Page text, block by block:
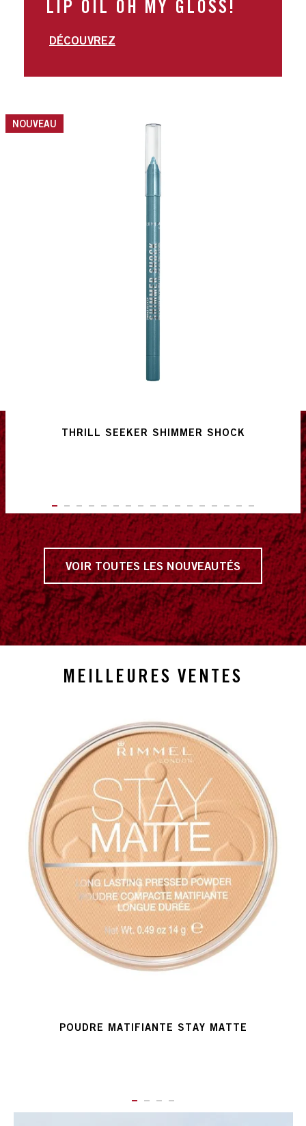
LIP OIL OH MY GLOSS!
DÉCOUVREZ
slide 1 of 17
NOUVEAU
THRILL SEEKER SHIMMER SHOCK
ITEM 01 (CURRENT SLIDE)
ITEM 02
ITEM 03
ITEM 04
ITEM 05
ITEM 06
ITEM 07
ITEM 08
ITEM 09
ITEM 10
ITEM 11
ITEM 12
ITEM 13
ITEM 14
ITEM 15
ITEM 16
ITEM 17
VOIR TOUTES LES NOUVEAUTÉS
MEILLEURES VENTES
POUDRE MATIFIANTE STAY MATTE